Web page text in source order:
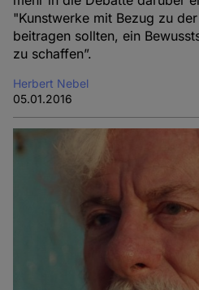
"Kunstwerke mit Bezug zu
beitragen sollten, ein
zu schaffen”.
Herbert Nebel
05.01.2016